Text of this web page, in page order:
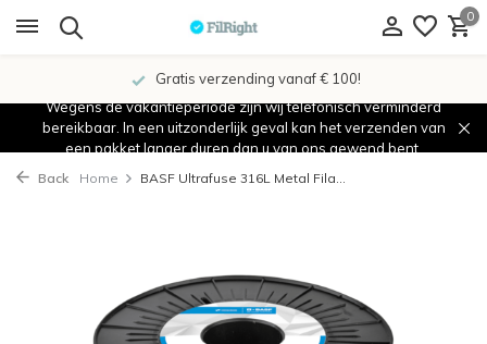
0
Gratis verzending vanaf € 100!
Wegens de vakantieperiode zijn wij telefonisch verminderd
bereikbaar. In een uitzonderlijk geval kan het verzenden van
een pakket langer duren dan u van ons gewend bent.
Back Home BASF Ultrafuse 316L Metal Fila...